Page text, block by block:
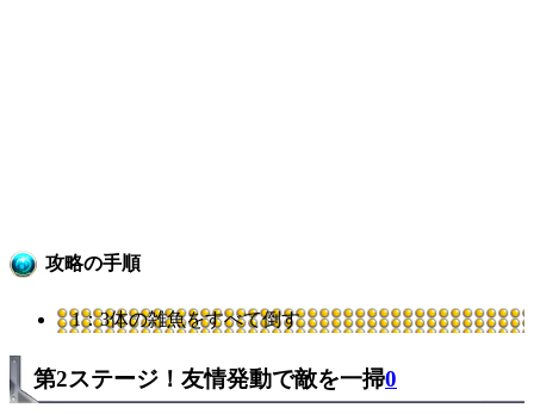
攻略の手順
1：3体の雑魚をすべて倒す
第2ステージ！友情発動で敵を一掃0